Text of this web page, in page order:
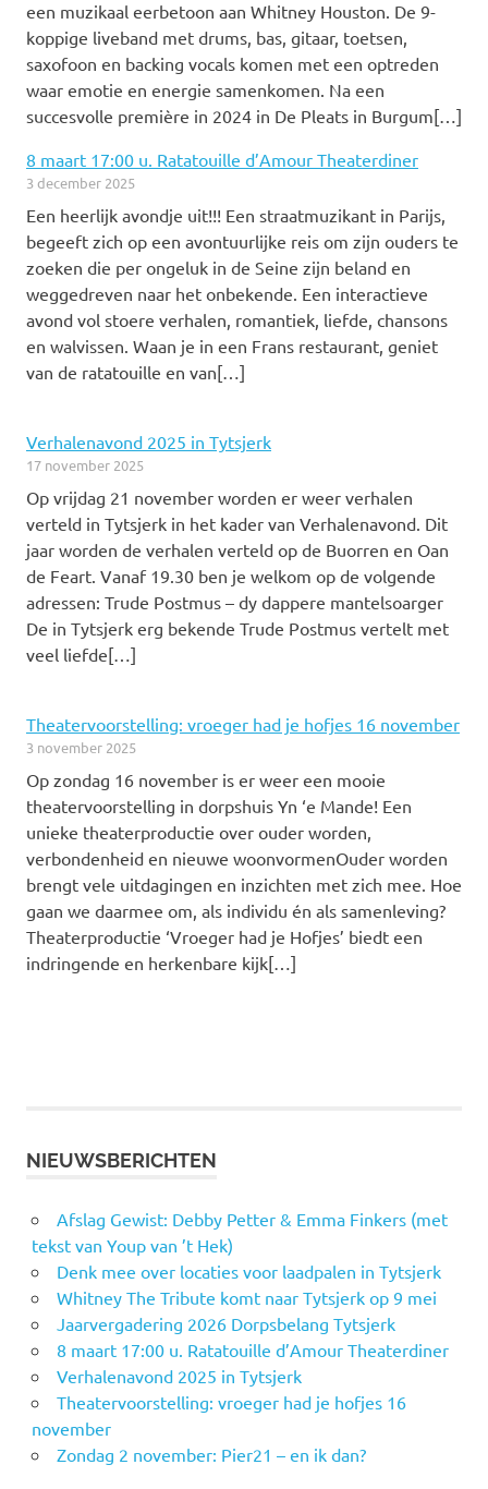
een muzikaal eerbetoon aan Whitney Houston. De 9-
koppige liveband met drums, bas, gitaar, toetsen,
saxofoon en backing vocals komen met een optreden
waar emotie en energie samenkomen. Na een
succesvolle première in 2024 in De Pleats in Burgum[…]
8 maart 17:00 u. Ratatouille d’Amour Theaterdiner
3 december 2025
Een heerlijk avondje uit!!! Een straatmuzikant in Parijs,
begeeft zich op een avontuurlijke reis om zijn ouders te
zoeken die per ongeluk in de Seine zijn beland en
weggedreven naar het onbekende. Een interactieve
avond vol stoere verhalen, romantiek, liefde, chansons
en walvissen. Waan je in een Frans restaurant, geniet
van de ratatouille en van[…]
Verhalenavond 2025 in Tytsjerk
17 november 2025
Op vrijdag 21 november worden er weer verhalen
verteld in Tytsjerk in het kader van Verhalenavond. Dit
jaar worden de verhalen verteld op de Buorren en Oan
de Feart. Vanaf 19.30 ben je welkom op de volgende
adressen: Trude Postmus – dy dappere mantelsoarger
De in Tytsjerk erg bekende Trude Postmus vertelt met
veel liefde[…]
Theatervoorstelling: vroeger had je hofjes 16 november
3 november 2025
Op zondag 16 november is er weer een mooie
theatervoorstelling in dorpshuis Yn ‘e Mande! Een
unieke theaterproductie over ouder worden,
verbondenheid en nieuwe woonvormenOuder worden
brengt vele uitdagingen en inzichten met zich mee. Hoe
gaan we daarmee om, als individu én als samenleving?
Theaterproductie ‘Vroeger had je Hofjes’ biedt een
indringende en herkenbare kijk[…]
NIEUWSBERICHTEN
Afslag Gewist: Debby Petter & Emma Finkers (met
tekst van Youp van ’t Hek)
Denk mee over locaties voor laadpalen in Tytsjerk
Whitney The Tribute komt naar Tytsjerk op 9 mei
Jaarvergadering 2026 Dorpsbelang Tytsjerk
8 maart 17:00 u. Ratatouille d’Amour Theaterdiner
Verhalenavond 2025 in Tytsjerk
Theatervoorstelling: vroeger had je hofjes 16
november
Zondag 2 november: Pier21 – en ik dan?